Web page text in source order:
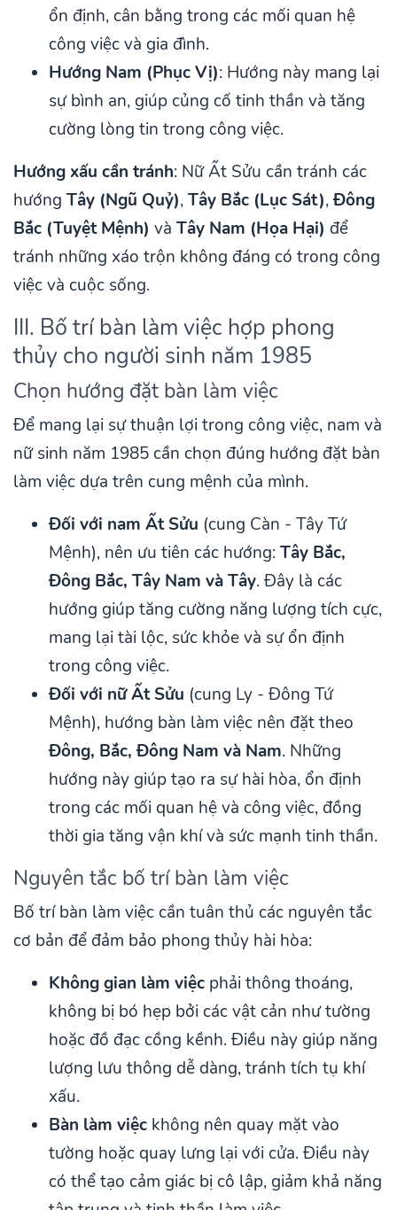
ổn định, cân bằng trong các mối quan hệ
công việc và gia đình.
Hướng Nam (Phục Vị): Hướng này mang lại
sự bình an, giúp củng cố tinh thần và tăng
cường lòng tin trong công việc.
Hướng xấu cần tránh: Nữ Ất Sửu cần tránh các
hướng Tây (Ngũ Quỷ),Tây Bắc (Lục Sát),Đông
Bắc (Tuyệt Mệnh) và Tây Nam (Họa Hại) để
tránh những xáo trộn không đáng có trong công
việc và cuộc sống.
III. Bố trí bàn làm việc hợp phong
thủy cho người sinh năm 1985
Chọn hướng đặt bàn làm việc
Để mang lại sự thuận lợi trong công việc, nam và
nữ sinh năm 1985 cần chọn đúng hướng đặt bàn
làm việc dựa trên cung mệnh của mình.
Đối với nam Ất Sửu (cung Càn - Tây Tứ
Mệnh), nên ưu tiên các hướng:Tây Bắc,
Đông Bắc, Tây Nam và Tây. Đây là các
hướng giúp tăng cường năng lượng tích cực,
mang lại tài lộc, sức khỏe và sự ổn định
trong công việc.
Đối với nữ Ất Sửu (cung Ly - Đông Tứ
Mệnh), hướng bàn làm việc nên đặt theo
Đông, Bắc, Đông Nam và Nam. Những
hướng này giúp tạo ra sự hài hòa, ổn định
trong các mối quan hệ và công việc, đồng
thời gia tăng vận khí và sức mạnh tinh thần.
Nguyên tắc bố trí bàn làm việc
Bố trí bàn làm việc cần tuân thủ các nguyên tắc
cơ bản để đảm bảo phong thủy hài hòa:
Không gian làm việc phải thông thoáng,
không bị bó hẹp bởi các vật cản như tường
hoặc đồ đạc cồng kềnh. Điều này giúp năng
lượng lưu thông dễ dàng, tránh tích tụ khí
xấu.
Bàn làm việc không nên quay mặt vào
tường hoặc quay lưng lại với cửa. Điều này
có thể tạo cảm giác bị cô lập, giảm khả năng